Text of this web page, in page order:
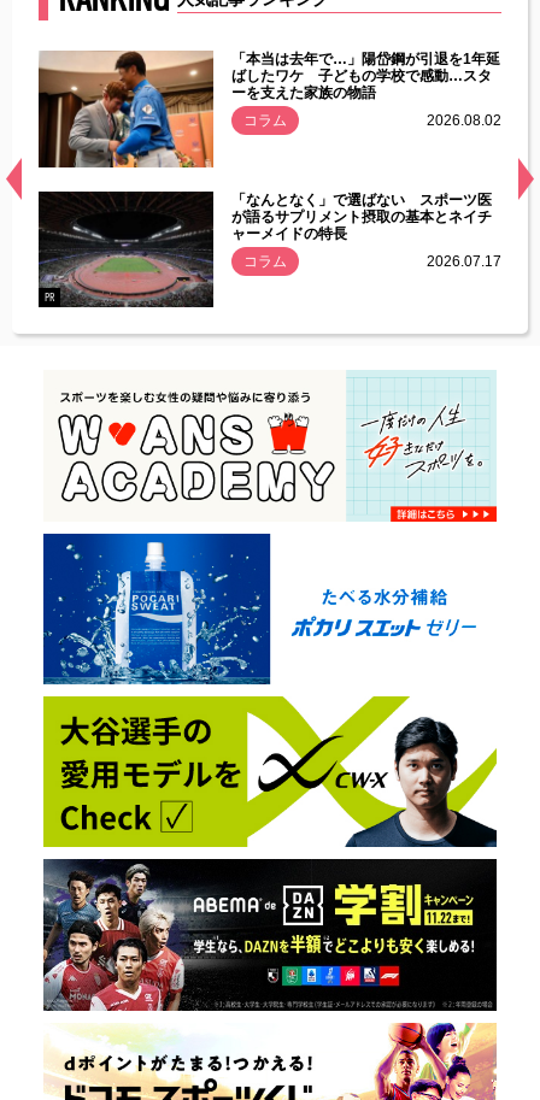
常
「本当は去年で…」陽岱鋼が引退を1年延
ばしたワケ 子どもの学校で感動…スタ
ーを支えた家族の物語
コラム
2026.08.02
PR
「なんとなく」で選ばない スポーツ医
が語るサプリメント摂取の基本とネイチ
ャーメイドの特長
コラム
2026.07.17